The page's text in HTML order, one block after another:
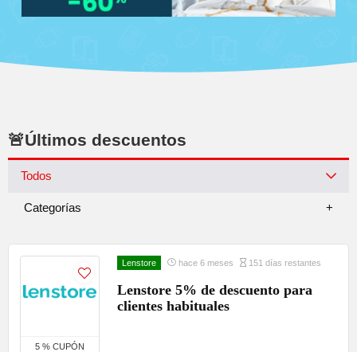
🚨Últimos descuentos
Todos
Categorías
5 % CUPÓN
Lenstore hace 6 meses 151 días restantes
Lenstore 5% de descuento para
clientes habituales